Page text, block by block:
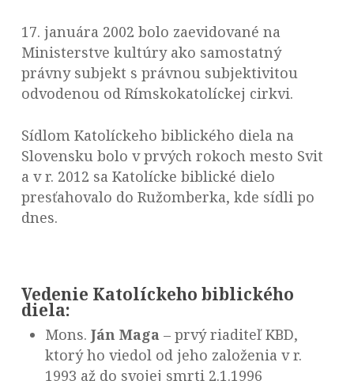
17. januára 2002 bolo zaevidované na
Ministerstve kultúry ako samostatný
právny subjekt s právnou subjektivitou
odvodenou od Rímskokatolíckej cirkvi.
Sídlom Katolíckeho biblického diela na
Slovensku bolo v prvých rokoch mesto Svit
a v r. 2012 sa Katolícke biblické dielo
presťahovalo do Ružomberka, kde sídli po
dnes.
Vedenie Katolíckeho biblického
diela:
Mons.Ján Maga – prvý riaditeľ KBD,
ktorý ho viedol od jeho založenia v r.
1993 až do svojej smrti 2.1.1996